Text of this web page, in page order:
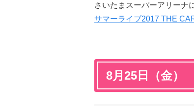
さいたまスーパーアリーナ
サマーライブ2017 THE
8月25日（金）